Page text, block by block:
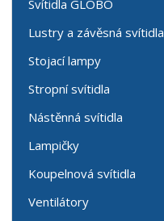
Svítidla GLOBO
Lustry a závěsná svítidla
Stojací lampy
Stropní svítidla
Nástěnná svítidla
Lampičky
Koupelnová svítidla
Ventilátory